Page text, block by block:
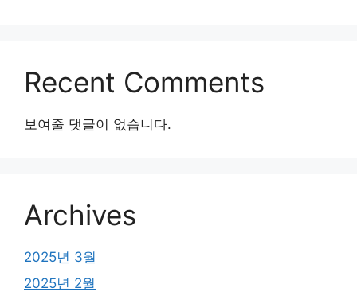
Recent Comments
보여줄 댓글이 없습니다.
Archives
2025년 3월
2025년 2월